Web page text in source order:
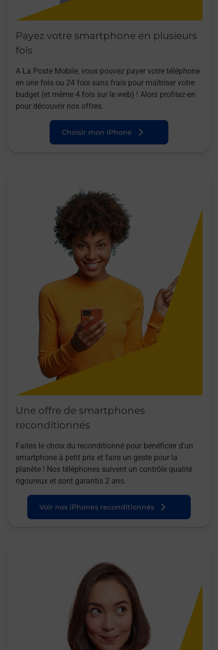
Payez votre smartphone en plusieurs
fois
A La Poste Mobile, vous pouvez payer votre téléphone
en une fois ou 24 fois sans frais pour maîtriser votre
budget (et même 4 fois sur le web) ! Alors profitez-en
pour découvrir nos offres.
Choisir mon iPhone
Une offre de smartphones
reconditionnés
Faites le choix du reconditionné pour bénéficier d’un
smartphone à petit prix et faire un geste pour la
planète ! Nos téléphones suivent un contrôle qualité
rigoureux et sont garantis 2 ans.
Voir nos iPhones reconditionnés